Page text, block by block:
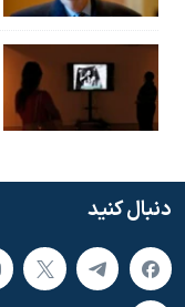
دنبال کنید